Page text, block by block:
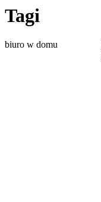
Tagi
biuro w domu